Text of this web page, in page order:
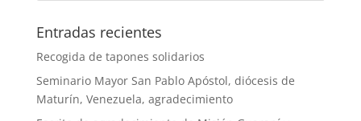
Entradas recientes
Recogida de tapones solidarios
Seminario Mayor San Pablo Apóstol, diócesis de
Maturín, Venezuela, agradecimiento